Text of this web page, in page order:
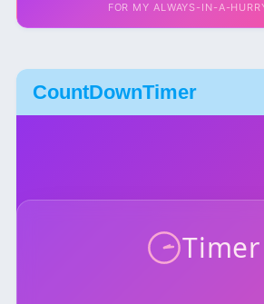
FOR MY ALWAYS-IN-A-
CountDownTimer